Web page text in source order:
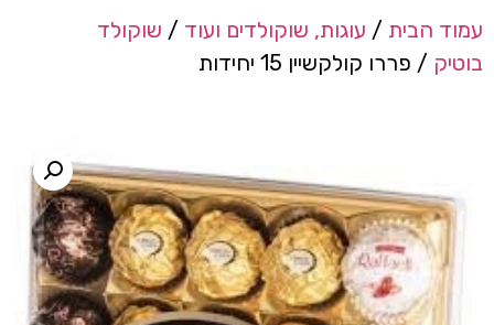
עמוד הבית / עוגות, שוקולדים ועוד / שוקולד
בוטיק / פררו קולקשיין 15 יחידות